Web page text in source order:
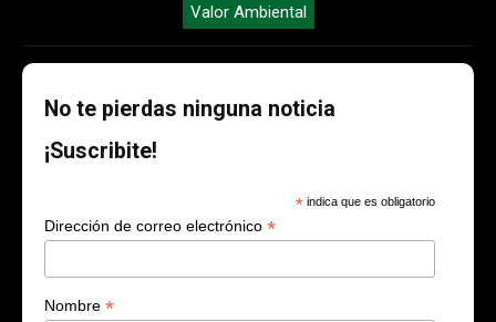
Valor Ambiental
No te pierdas ninguna noticia
¡Suscribite!
* indica que es obligatorio
Dirección de correo electrónico *
Nombre *